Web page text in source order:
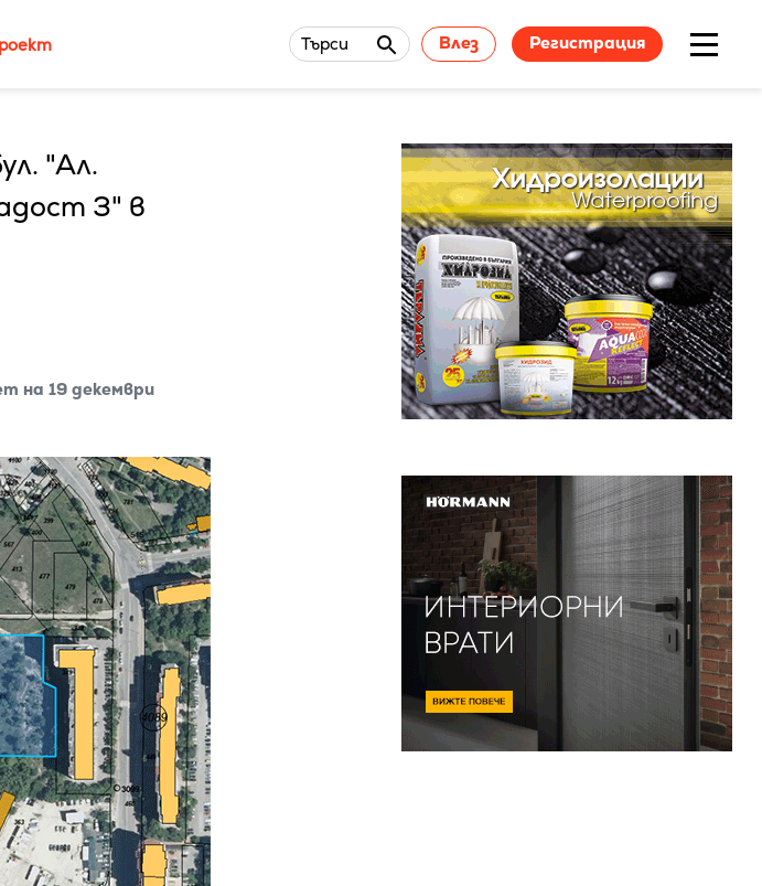
Търси Влез Регистрация
"Ал.
3" в
на 19 декември